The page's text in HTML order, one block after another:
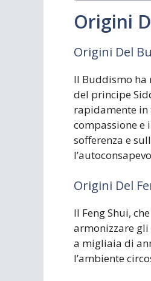
Origini
Origini Del
Il Buddismo ha
del principe
rapidamente in
compassione e
sofferenza e
Origini Del
Il Feng Shui,
armonizzare
a migliaia di
l’ambiente